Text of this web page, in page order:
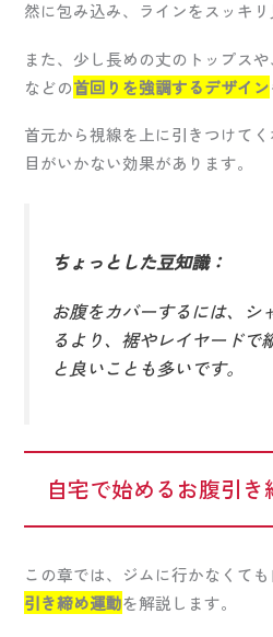
然に包み込み、ラインをスッキリ
また、少し長めの丈のトップス
などの首回りを強調するデザイン
首元から視線を上に引きつけて
目がいかない効果があります。
ちょっとした豆知識：
お腹をカバーするには、シ
るより、裾やレイヤードで
と良いことも多いです。
自宅で始めるお腹引き
この章では、ジムに行かなくて
引き締め運動を解説します。